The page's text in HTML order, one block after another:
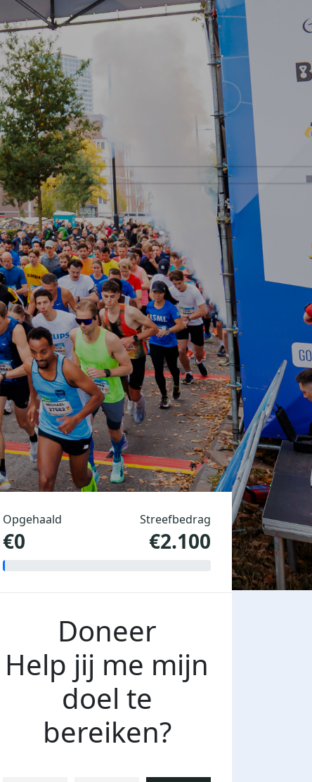
Opgehaald
€0
Streefbedrag
€2.100
Doneer
Help jij me mijn
doel te
bereiken?